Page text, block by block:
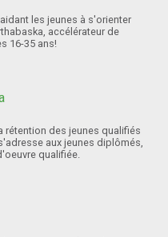
les jeunes à s'orienter
accélérateur de
16-35 ans!
rétention des jeunes qualifiés
aux jeunes diplômés,
qualifiée.